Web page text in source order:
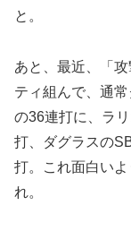
と。
あと、最近、「
ティ組んで、通
の36連打に、ラ
打、ダグラスの
打。これ面白い
れ。